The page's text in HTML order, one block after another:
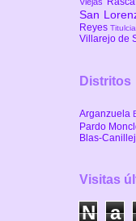
San
Reyes Titulcia
Villarejo de
Distritos
Arganzuela
Pardo
Blas-
Visitas
N a